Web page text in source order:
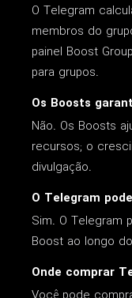
O Telegram
membros do
painel Boost
para grupos.
Os Boosts
Não. Os Boosts
recursos; o
divulgação.
O Telegram
Sim. O Telegram
Boost ao longo
Onde comprar